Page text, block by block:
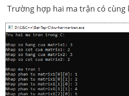
Trường hợp hai ma trận có cùng